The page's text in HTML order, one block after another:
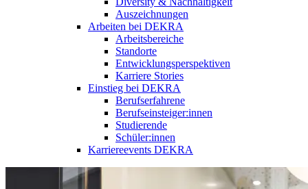
Auszeichnungen
Arbeiten bei DEKRA
Arbeitsbereiche
Standorte
Entwicklungsperspektiven
Karriere Stories
Einstieg bei DEKRA
Berufserfahrene
Berufseinsteiger:innen
Studierende
Schüler:innen
Karriereevents DEKRA